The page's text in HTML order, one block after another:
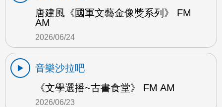
唐建風《國軍文藝金像獎系列》 FM
AM
2026/06/24
音樂沙拉吧
《文學選播~古書食堂》 FM AM
2026/06/23